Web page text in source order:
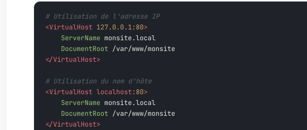
# Utilisation de l'adresse IP
<VirtualHost 127.0.0.1:80>
ServerName monsite.local
DocumentRoot
</VirtualHost>
# Utilisation du nom d'hôte
<VirtualHost localhost :80>
ServerName monsite.local
DocumentRoot
</VirtualHost>